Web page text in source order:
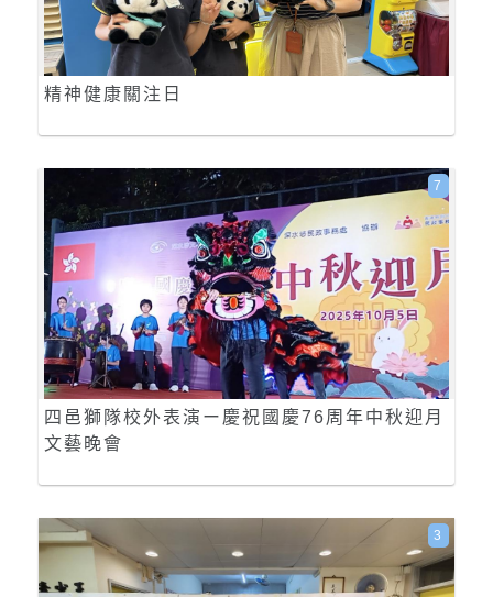
精神健康關注日
四邑獅隊校外表演ー慶祝國慶76周年中秋迎月
文藝晚會
7
3